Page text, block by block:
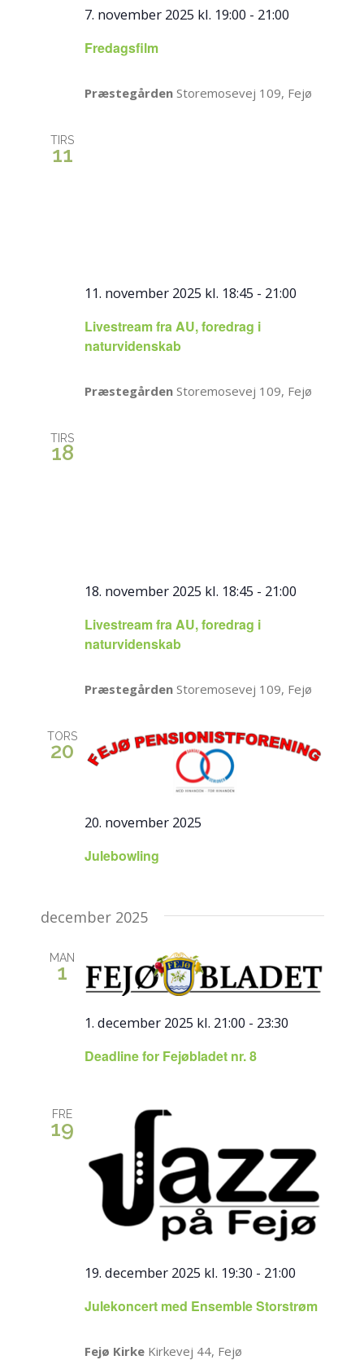
Fredagsfilm
7. november 2025 kl. 19:00 - 21:00
Præstegården Storemosevej 109, Fejø
TIRS
11
Livestream fra AU, foredrag i
naturvidenskab
11. november 2025 kl. 18:45 - 21:00
Præstegården Storemosevej 109, Fejø
TIRS
18
Livestream fra AU, foredrag i
naturvidenskab
18. november 2025 kl. 18:45 - 21:00
Præstegården Storemosevej 109, Fejø
TORS
20
Julebowling
20. november 2025
december 2025
MAN
1
Deadline for Fejøbladet nr. 8
1. december 2025 kl. 21:00 - 23:30
FRE
19
Julekoncert med Ensemble Storstrøm
19. december 2025 kl. 19:30 - 21:00
Fejø Kirke Kirkevej 44, Fejø